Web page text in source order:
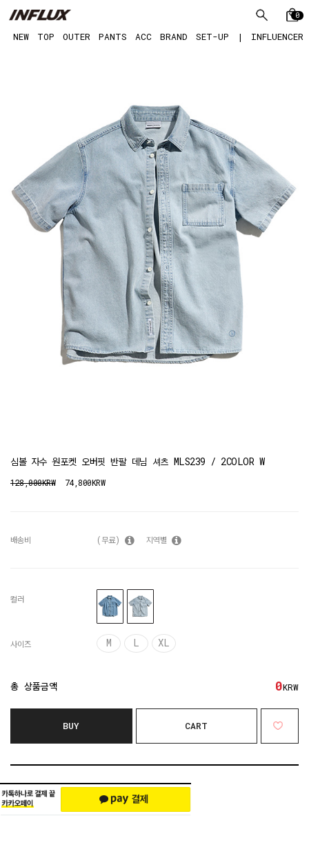
0
NEW TOP OUTER PANTS ACC BRAND SET-UP | INFLUENCER
심볼 자수 원포켓 오버핏 반팔 데님 셔츠 MLS239 / 2COLOR W
128,000KRW 74,800KRW
배송비 (무료) 지역별
컬러
사이즈 M L XL
총 상품금액 0KRW
BUY CART